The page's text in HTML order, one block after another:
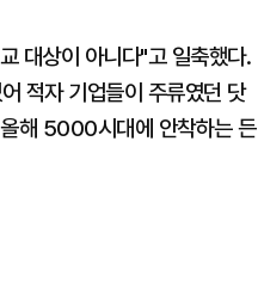
대상이 아니다"고 일축했다.
적자 기업들이 주류였던 닷
해 5000시대에 안착하는 든